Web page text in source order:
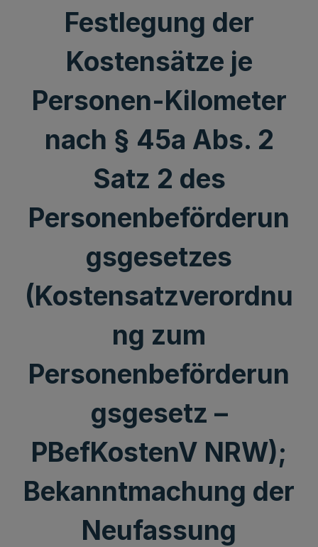
Festlegung der
Kostensätze je
Personen-Kilometer
nach § 45a Abs. 2
Satz 2 des
Personenbeförderun
gsgesetzes
(Kostensatzverordnu
ng zum
Personenbeförderun
gsgesetz –
PBefKostenV NRW);
Bekanntmachung der
Neufassung